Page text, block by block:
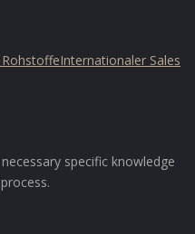
Internationaler Sales
specific knowledge